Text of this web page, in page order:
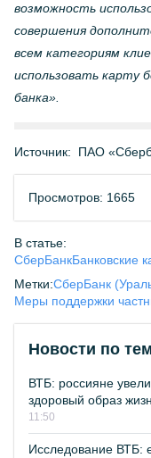
возможность
совершения
всем категориям
использовать карту
банка».
Источник: ПАО
Просмотров: 1665
В статье:
СберБанкБанковские
Метки:СберБанк
Меры поддержки
Новости по
ВТБ: россияне
здоровый образ
11:50
Исследование ВТБ: